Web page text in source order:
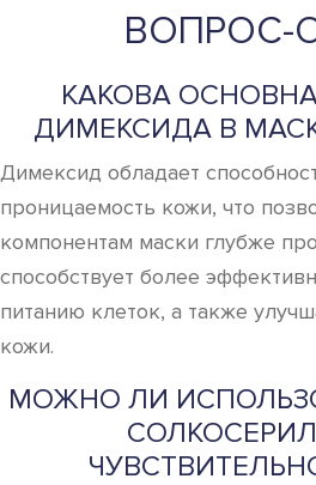
ВОПРОС-
КАКОВА
ДИМЕКСИДА В
Димексид обладает
проницаемость кожи, что
компонентам маски глубже
способствует более
питанию клеток, а также
кожи.
МОЖНО ЛИ